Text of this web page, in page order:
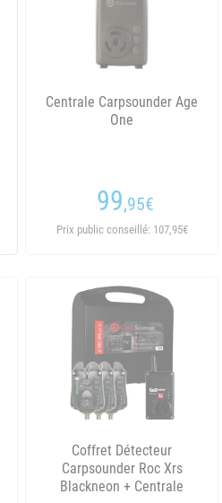
Centrale Carpsounder Age
One
99,95€
Prix public conseillé: 107,95€
Coffret Détecteur
Carpsounder Roc Xrs
Blackneon + Centrale